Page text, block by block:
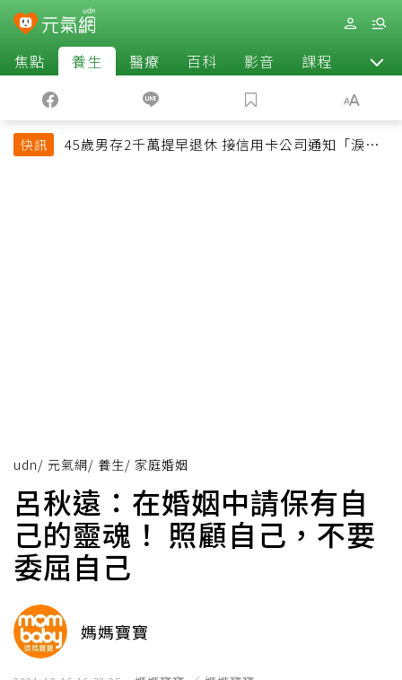
焦點 養生 醫療 百科 影音 課程 退休
快訊
45歲男存2千萬提早退休 接信用卡公司通知「淚回
udn/ 元氣網/ 養生/ 家庭婚姻
呂秋遠：在婚姻中請保有自
己的靈魂！ 照顧自己，不要
委屈自己
媽媽寶寶